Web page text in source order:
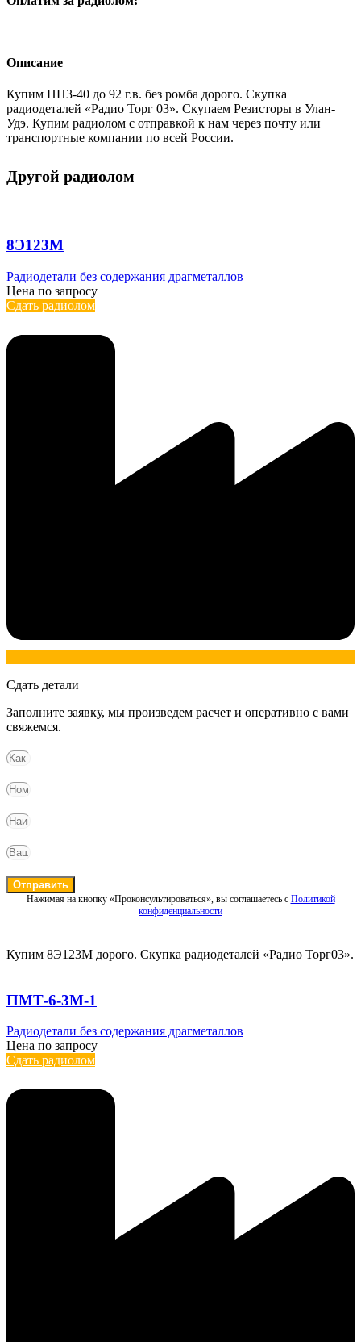
Описание
Купим ПП3-40 до 92 г.в. без ромба дорого. Скупка
радиодеталей «Радио Торг 03». Скупаем Резисторы в Улан-
Удэ. Купим радиолом с отправкой к нам через почту или
транспортные компании по всей России.
Другой радиолом
8Э123М
Радиодетали без содержания драгметаллов
Цена по запросу
Сдать радиолом
Сдать детали
Заполните заявку, мы произведем расчет и оперативно с вами
свяжемся.
Отправить
Нажимая на кнопку «Проконсультироваться», вы соглашаетесь с Политикой
конфиденциальности
Купим 8Э123М дорого. Скупка радиодеталей «Радио Торг03».
ПМТ-6-3М-1
Радиодетали без содержания драгметаллов
Цена по запросу
Сдать радиолом